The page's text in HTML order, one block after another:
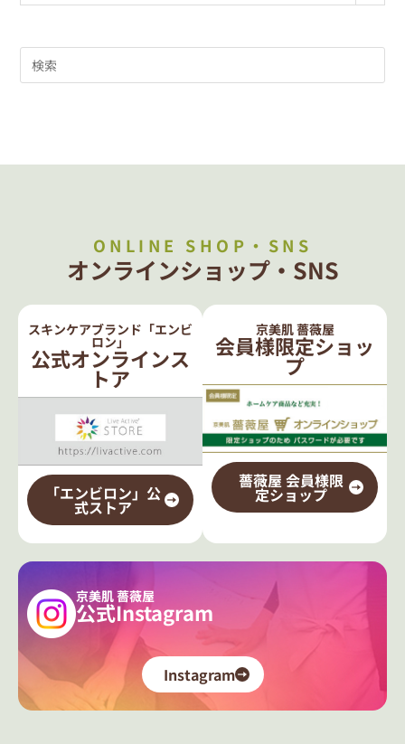
ONLINE SHOP・SNS
オンラインショップ・SNS
スキンケアブランド「エンビ
ロン」
公式オンラインス
トア
「エンビロン」公
式ストア
京美肌 薔薇屋
会員様限定ショッ
プ
薔薇屋 会員様限
定ショップ
京美肌 薔薇屋
公式Instagram
Instagram